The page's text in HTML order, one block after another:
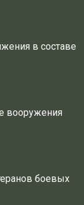
в составе
вооружения
боевых